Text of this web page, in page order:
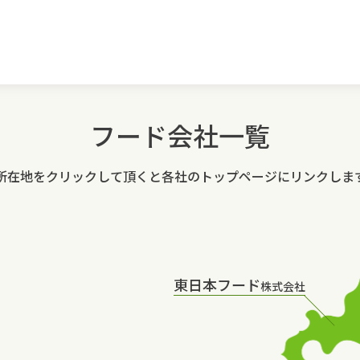
フード会社一覧
在地をクリックして頂くと各社のトップページにリンクしま
東日本フード株式会社